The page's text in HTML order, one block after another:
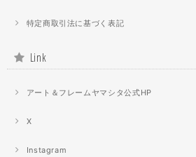
特定商取引法に基づく表記
Link
アート＆フレームヤマシタ公式HP
X
Instagram